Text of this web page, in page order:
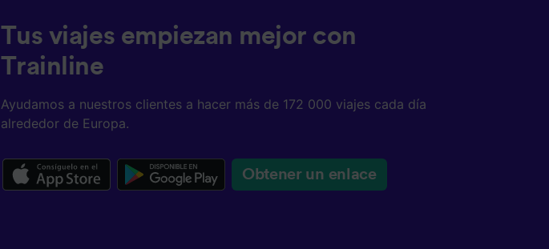
Tus viajes empiezan mejor con
Trainline
Ayudamos a nuestros clientes a hacer más de 172 000 viajes cada día
alrededor de Europa.
Obtener un enlace